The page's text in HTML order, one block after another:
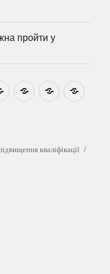
пройти у
План
графік
Розумовські
зустрічі
Реєстрація
кваліфікації